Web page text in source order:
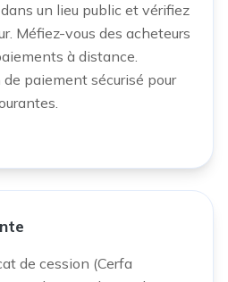
un lieu public et vérifiez
Méfiez-vous des acheteurs
à distance.
paiement sécurisé pour
de cession (Cerfa